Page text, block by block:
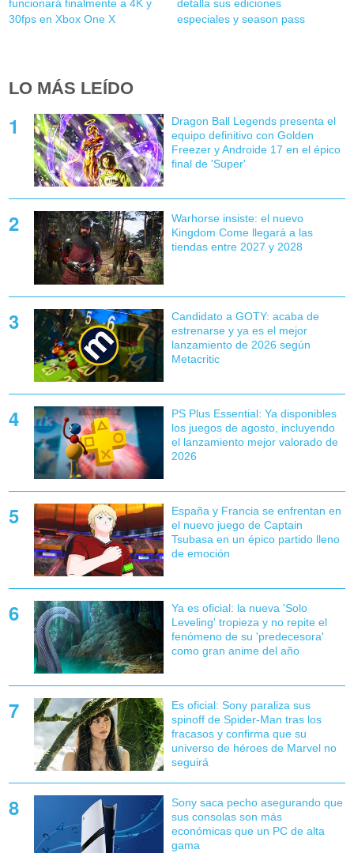
funcionará finalmente a 4K y
30fps en Xbox One X
detalla sus ediciones
especiales y season pass
LO MÁS LEÍDO
Dragon Ball Legends presenta el
equipo definitivo con Golden
Freezer y Androide 17 en el épico
final de 'Super'
Warhorse insiste: el nuevo
Kingdom Come llegará a las
tiendas entre 2027 y 2028
Candidato a GOTY: acaba de
estrenarse y ya es el mejor
lanzamiento de 2026 según
Metacritic
PS Plus Essential: Ya disponibles
los juegos de agosto, incluyendo
el lanzamiento mejor valorado de
2026
España y Francia se enfrentan en
el nuevo juego de Captain
Tsubasa en un épico partido lleno
de emoción
Ya es oficial: la nueva 'Solo
Leveling' tropieza y no repite el
fenómeno de su 'predecesora'
como gran anime del año
Es oficial: Sony paraliza sus
spinoff de Spider-Man tras los
fracasos y confirma que su
universo de héroes de Marvel no
seguirá
Sony saca pecho asegurando que
sus consolas son más
económicas que un PC de alta
gama